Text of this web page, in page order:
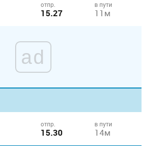
отпр.
15.27
в пути
11м
ad
отпр.
15.30
в пути
14м